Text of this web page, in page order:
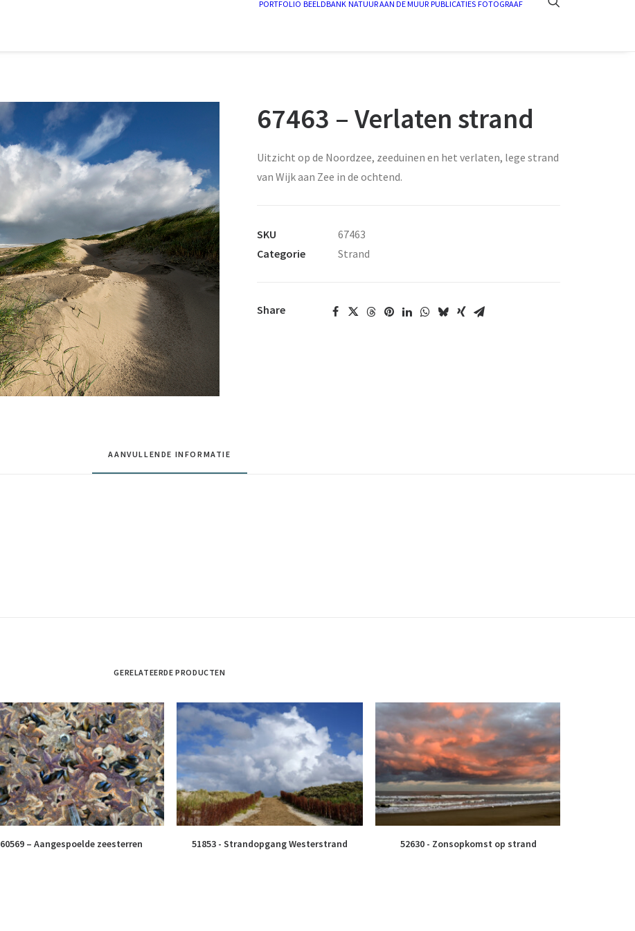
PORTFOLIO BEELDBANK NATUUR AAN DE MUUR PUBLICATIES FOTOGRAAF
67463 – Verlaten strand
Uitzicht op de Noordzee, zeeduinen en het verlaten, lege strand
van Wijk aan Zee in de ochtend.
SKU
67463
Categorie
Strand
Share
AANVULLENDE INFORMATIE
GERELATEERDE PRODUCTEN
60569 – Aangespoelde zeesterren 51853 - Strandopgang Westerstrand 52630 - Zonsopkomst op strand